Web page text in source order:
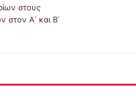
στους
Α΄ και Β΄